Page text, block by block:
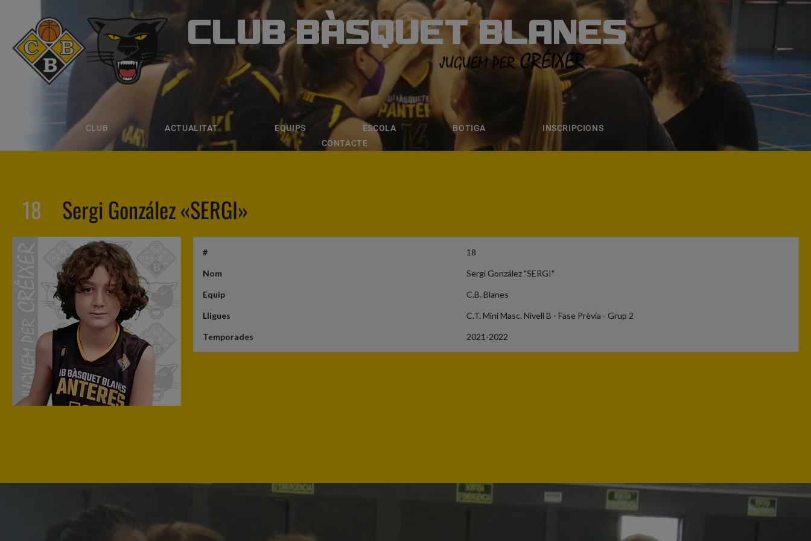
CLUB BÀSQUET BLANES
CLUB ACTUALITAT EQUIPS ESCOLA BOTIGA
INSCRIPCIONS
CONTACTE
CLUB BÀSQUET BLANES
ACTUALITAT ESCOLA BOTIGA INSCRIPCIONS
18 Sergi González «SERGI»
# 18
Nom Sergi González "SERGI"
Equip C.B. Blanes
Lligues C.T. Mini Masc. Nivell B - Fase Prèvia - Grup 2
Temporades 2021-2022